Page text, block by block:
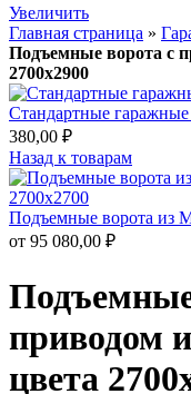
Увеличить
Главная страница »
Подъемные ворота с
2700х2900
Стандартные
380,00 ₽
Назад к товарам
Подъемные ворота из
от 95 080,00 ₽
приводом
цвета